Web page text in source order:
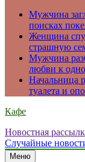
Мужчина
поисках
Женщина
страшную
Мужчина
любви к
Начальница
туалета и
Кафе
Новостная
Случайные
Меню